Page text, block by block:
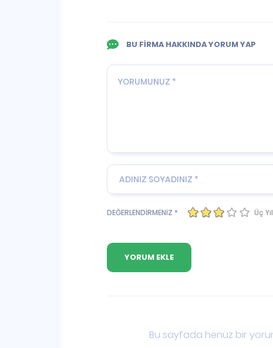
BU FİRMA HAKKINDA YORUM YAP
DEĞERLENDİRMENİZ * Üç
Bu sayfada henüz bir